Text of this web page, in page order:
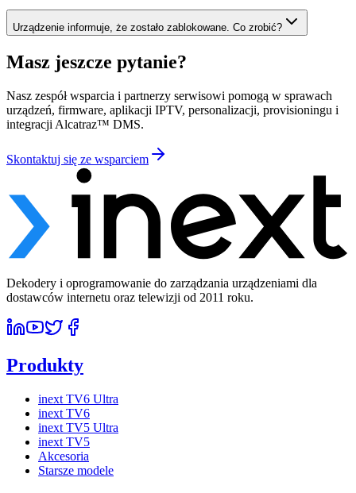
Urządzenie informuje, że zostało zablokowane. Co zrobić?
Masz jeszcze pytanie?
Nasz zespół wsparcia i partnerzy serwisowi pomogą w sprawach
urządzeń, firmware, aplikacji IPTV, personalizacji, provisioningu i
integracji Alcatraz™ DMS.
Skontaktuj się ze wsparciem
Dekodery i oprogramowanie do zarządzania urządzeniami dla
dostawców internetu oraz telewizji od 2011 roku.
Produkty
inext TV6 Ultra
inext TV6
inext TV5 Ultra
inext TV5
Akcesoria
Starsze modele